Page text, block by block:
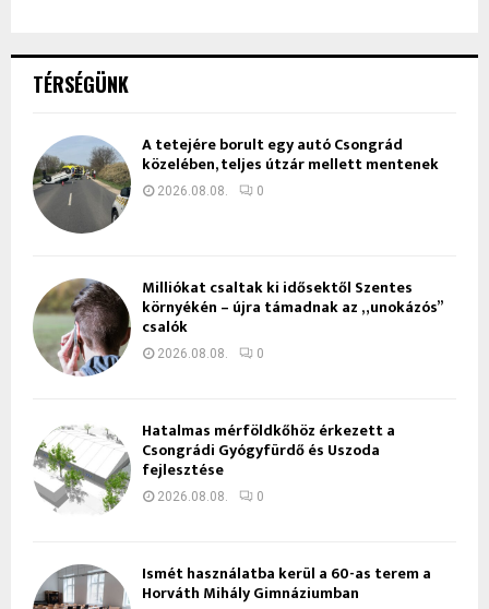
TÉRSÉGÜNK
A tetejére borult egy autó Csongrád
közelében, teljes útzár mellett mentenek
2026.08.08. 0
Milliókat csaltak ki idősektől Szentes
környékén – újra támadnak az „unokázós”
csalók
2026.08.08. 0
Hatalmas mérföldkőhöz érkezett a
Csongrádi Gyógyfürdő és Uszoda
fejlesztése
2026.08.08. 0
Ismét használatba kerül a 60-as terem a
Horváth Mihály Gimnáziumban